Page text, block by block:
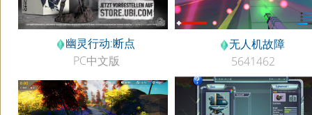
幽灵行动:断点
PC中文版
无人机故障
5641462